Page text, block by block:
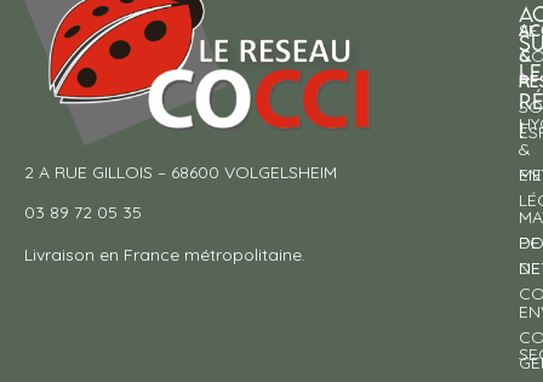
2 A RUE GILLOIS – 68600 VOLGELSHEIM
03 89 72 05 35
Livraison en France métropolitaine.
&
&
DE
SE
À
DE
!